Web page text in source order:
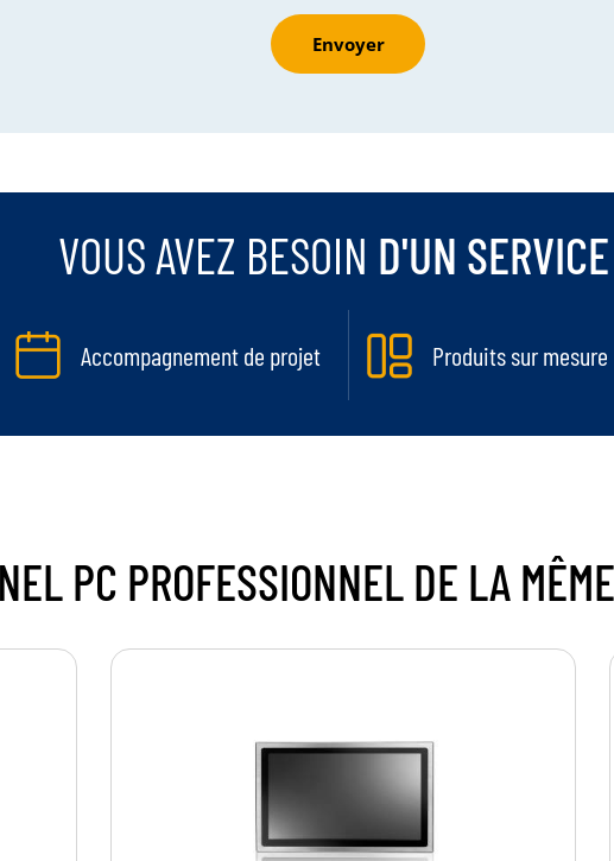
Envoyer
VOUS AVEZ BESOIN D'UN
Accompagnement de projet Produits sur mesure
PC PROFESSIONNEL DE LA